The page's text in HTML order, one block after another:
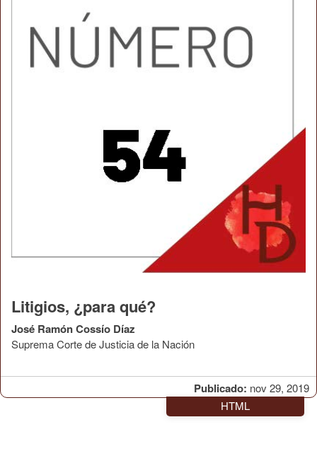
Publicado: nov 29, 2019
Litigios, ¿para qué?
José Ramón Cossío Díaz
Suprema Corte de Justicia de la Nación
HTML